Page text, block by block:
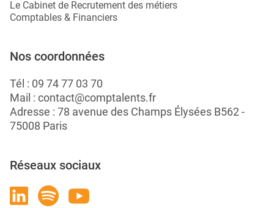
Le Cabinet de Recrutement des métiers
Comptables & Financiers
Nos coordonnées
Tél : 09 74 77 03 70
Mail : contact@comptalents.fr
Adresse : 78 avenue des Champs Élysées B562 -
75008 Paris
Réseaux sociaux